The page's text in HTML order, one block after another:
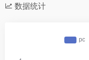
数据统计